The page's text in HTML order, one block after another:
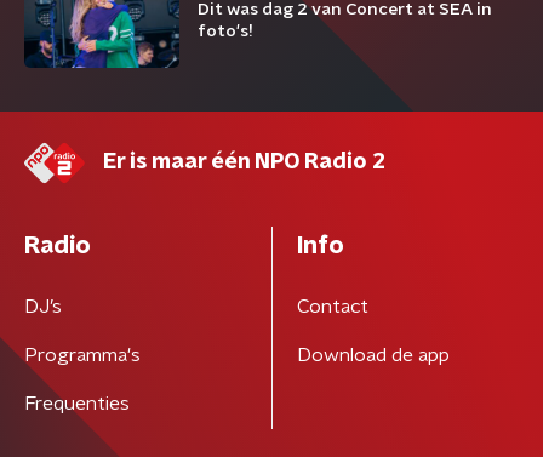
Dit was dag 2 van Concert at SEA in
foto's!
Er is maar één NPO Radio 2
Radio
DJ’s
Programma's
Frequenties
Info
Contact
Download de app